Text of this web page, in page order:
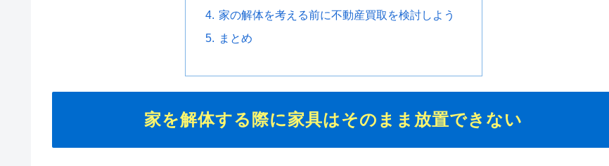
家の解体を考える前に不動産買取を検討しよう
まとめ
家を解体する際に家具はそのまま放置できない